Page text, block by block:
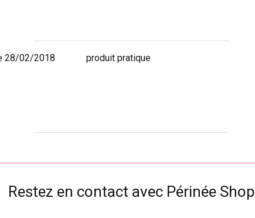
28/02/2018 produit pratique
Restez en contact avec Périnée Shop